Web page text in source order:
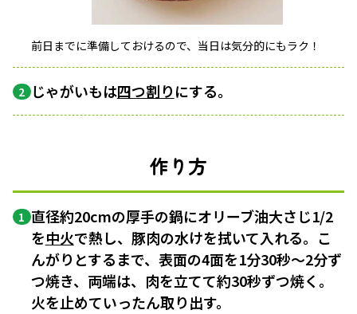
前日までに準備しておけるので、当日は気分的にもラク！
2 じゃがいもは四つ割りにする。
作り方
1 直径約20cmの厚手の鍋にオリーブ油大さじ1/2
を中火で熱し、豚肉の水けを拭いて入れる。こ
んがりとするまで、表面の4面を1分30秒～2分ず
つ焼き、両端は、肉を立てて約30秒ずつ焼く。
火を止めていったん取り出す。